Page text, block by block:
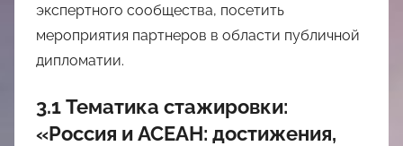
экспертного сообщества, посетить
мероприятия партнеров в области публичной
дипломатии.
3.1Тематика стажировки:
«Россия и АСЕАН: достижения,